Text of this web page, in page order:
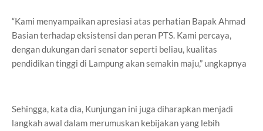
“Kami menyampaikan apresiasi atas perhatian Bapak Ahmad
Basian terhadap eksistensi dan peran PTS. Kami percaya,
dengan dukungan dari senator seperti beliau, kualitas
pendidikan tinggi di Lampung akan semakin maju,” ungkapnya
Sehingga, kata dia, Kunjungan ini juga diharapkan menjadi
langkah awal dalam merumuskan kebijakan yang lebih